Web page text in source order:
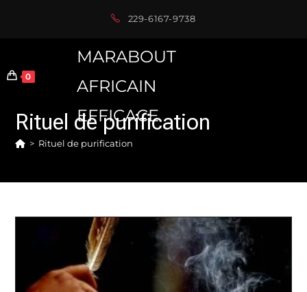
229-6167-9738
0
MARABOUT
AFRICAIN
EFFICACE
Rituel de purification
> Rituel de purification